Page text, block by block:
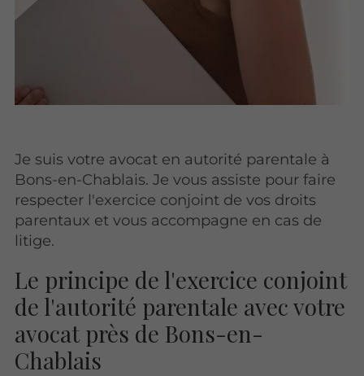
Je suis votre avocat en autorité parentale à
Bons-en-Chablais. Je vous assiste pour faire
respecter l'exercice conjoint de vos droits
parentaux et vous accompagne en cas de
litige.
Le principe de l'exercice conjoint
de l'autorité parentale avec votre
avocat près de Bons-en-
Chablais